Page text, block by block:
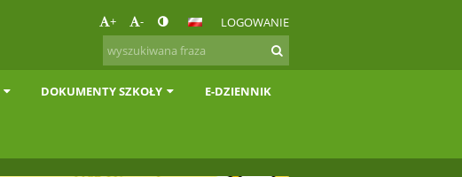
+ - LOGOWANIE
DOKUMENTY SZKOŁY E-DZIENNIK